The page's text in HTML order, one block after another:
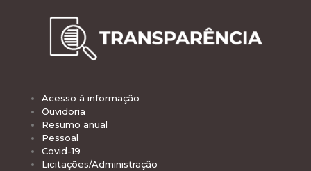
Acesso à informação
Ouvidoria
Resumo anual
Pessoal
Covid-19
Licitações/Administração